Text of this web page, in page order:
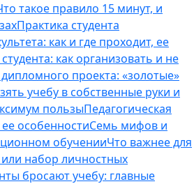
такое правило 15 минут, и
Практика студента
как и где проходит, ее
как организовать и не
проекта: «золотые»
учебу в собственные руки и
пользыПедагогическая
особенностиСемь мифов и
обученииЧто важнее для
набор личностных
бросают учебу: главные